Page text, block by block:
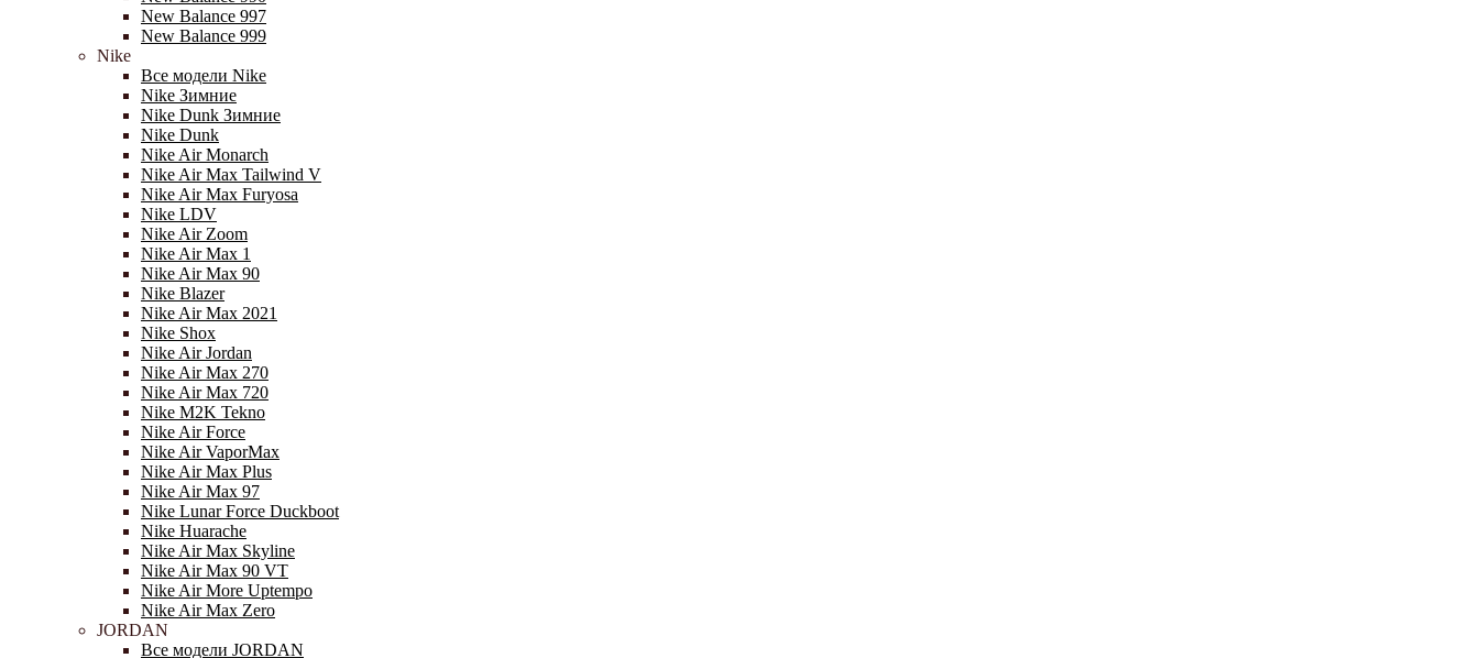
New Balance 997
New Balance 999
Nike
Все модели Nike
Nike Зимние
Nike Dunk Зимние
Nike Dunk
Nike Air Monarch
Nike Air Max Tailwind V
Nike Air Max Furyosa
Nike LDV
Nike Air Zoom
Nike Air Max 1
Nike Air Max 90
Nike Blazer
Nike Air Max 2021
Nike Shox
Nike Air Jordan
Nike Air Max 270
Nike Air Max 720
Nike M2K Tekno
Nike Air Force
Nike Air VaporMax
Nike Air Max Plus
Nike Air Max 97
Nike Lunar Force Duckboot
Nike Huarache
Nike Air Max Skyline
Nike Air Max 90 VT
Nike Air More Uptempo
Nike Air Max Zero
JORDAN
Все модели JORDAN